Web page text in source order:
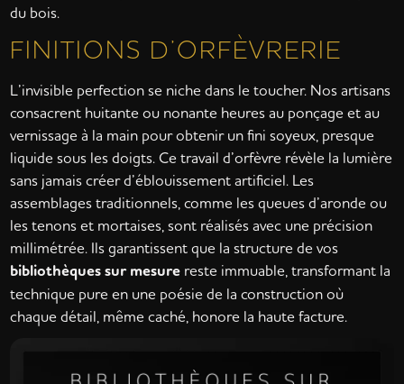
du bois.
FINITIONS D’ORFÈVRERIE
L’invisible perfection se niche dans le toucher. Nos artisans
consacrent huitante ou nonante heures au ponçage et au
vernissage à la main pour obtenir un fini soyeux, presque
liquide sous les doigts. Ce travail d’orfèvre révèle la lumière
sans jamais créer d’éblouissement artificiel. Les
assemblages traditionnels, comme les queues d’aronde ou
les tenons et mortaises, sont réalisés avec une précision
millimétrée. Ils garantissent que la structure de vos
bibliothèques sur mesure reste immuable, transformant la
technique pure en une poésie de la construction où
chaque détail, même caché, honore la haute facture.